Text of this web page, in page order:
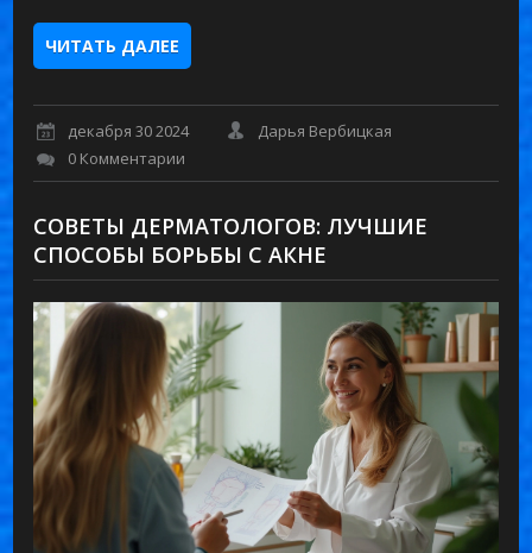
ЧИТАТЬ ДАЛЕЕ
декабря 30 2024
Дарья Вербицкая
0 Комментарии
СОВЕТЫ ДЕРМАТОЛОГОВ: ЛУЧШИЕ
СПОСОБЫ БОРЬБЫ С АКНЕ